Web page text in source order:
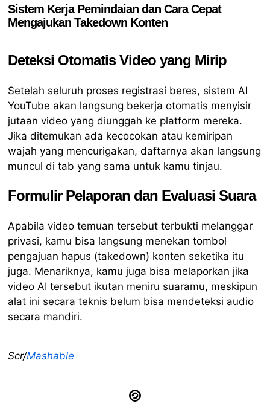
Sistem Kerja Pemindaian dan Cara Cepat
Mengajukan Takedown Konten
Deteksi Otomatis Video yang Mirip
Setelah seluruh proses registrasi beres, sistem AI
YouTube akan langsung bekerja otomatis menyisir
jutaan video yang diunggah ke platform mereka.
Jika ditemukan ada kecocokan atau kemiripan
wajah yang mencurigakan, daftarnya akan langsung
muncul di tab yang sama untuk kamu tinjau.
Formulir Pelaporan dan Evaluasi Suara
Apabila video temuan tersebut terbukti melanggar
privasi, kamu bisa langsung menekan tombol
pengajuan hapus (takedown) konten seketika itu
juga. Menariknya, kamu juga bisa melaporkan jika
video AI tersebut ikutan meniru suaramu, meskipun
alat ini secara teknis belum bisa mendeteksi audio
secara mandiri.
Scr/Mashable